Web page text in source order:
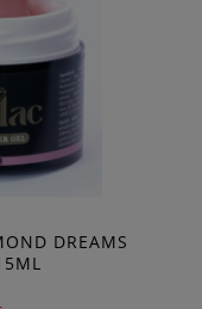
DREAMS